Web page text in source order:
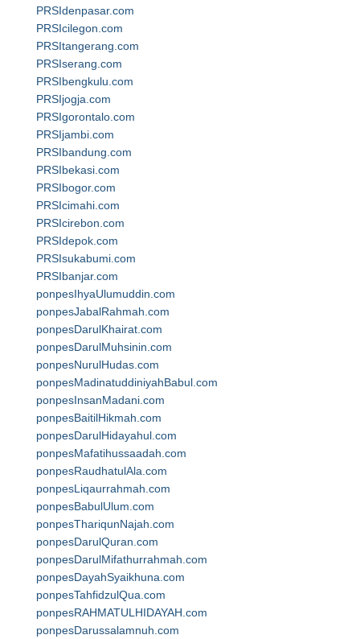
PRSIdenpasar.com
PRSIcilegon.com
PRSItangerang.com
PRSIserang.com
PRSIbengkulu.com
PRSIjogja.com
PRSIgorontalo.com
PRSIjambi.com
PRSIbandung.com
PRSIbekasi.com
PRSIbogor.com
PRSIcimahi.com
PRSIcirebon.com
PRSIdepok.com
PRSIsukabumi.com
PRSIbanjar.com
ponpesIhyaUlumuddin.com
ponpesJabalRahmah.com
ponpesDarulKhairat.com
ponpesDarulMuhsinin.com
ponpesNurulHudas.com
ponpesMadinatuddiniyahBabul.com
ponpesInsanMadani.com
ponpesBaitilHikmah.com
ponpesDarulHidayahul.com
ponpesMafatihussaadah.com
ponpesRaudhatulAla.com
ponpesLiqaurrahmah.com
ponpesBabulUlum.com
ponpesThariqunNajah.com
ponpesDarulQuran.com
ponpesDarulMifathurrahmah.com
ponpesDayahSyaikhuna.com
ponpesTahfidzulQua.com
ponpesRAHMATULHIDAYAH.com
ponpesDarussalamnuh.com